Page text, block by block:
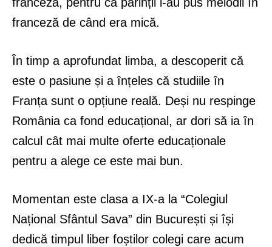
franceză de când era mică.
În timp a aprofundat limba, a descoperit că
este o pasiune și a înțeles că studiile în
Franța sunt o opțiune reală. Deși nu respinge
România ca fond educațional, ar dori să ia în
calcul cât mai multe oferte educaționale
pentru a alege ce este mai bun.
Momentan este clasa a IX-a la “Colegiul
Național Sfântul Sava” din București și își
dedică timpul liber foștilor colegi care acum